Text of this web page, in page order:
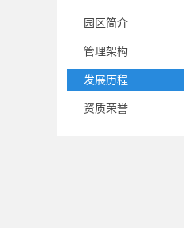
园区简介
管理架构
发展历程
资质荣誉